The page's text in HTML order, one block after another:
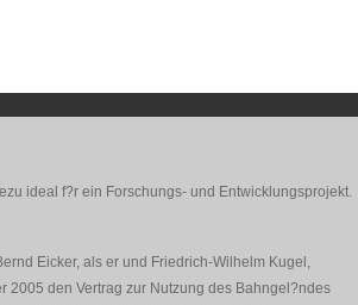
ideal f?r ein Forschungs- und Entwicklungsprojekt.
Eicker, als er und Friedrich-Wilhelm Kugel,
2005 den Vertrag zur Nutzung des Bahngel?ndes